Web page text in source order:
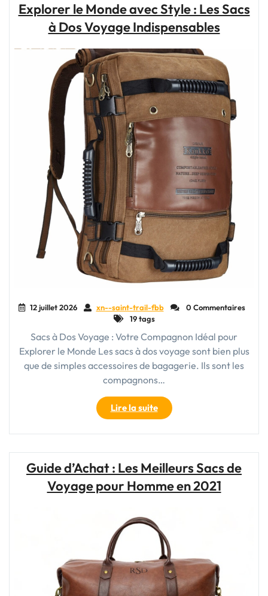
Compagnon
Idéal
Explorer
le
Monde"
Explorer le Monde avec Style : Les Sacs
à Dos Voyage Indispensables
12 juillet 2026 xn--saint-trail-fbb
0 Commentaires
19 tags
Sacs à Dos Voyage : Votre Compagnon Idéal pour
Explorer le Monde Les sacs à dos voyage sont bien plus
que de simples accessoires de bagagerie. Ils sont les
compagnons…
Lire la suite"Explorer
le
Monde
:
Les
Dos
Voyage
Indispensables"
Guide d’Achat : Les Meilleurs Sacs de
Voyage pour Homme en 2021